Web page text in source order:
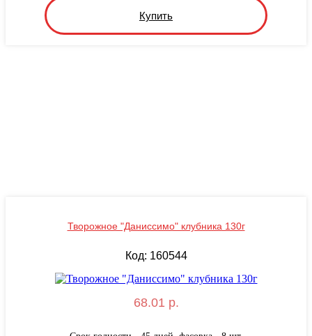
Купить
Творожное "Даниссимо" клубника 130г
Код: 160544
68.01 р.